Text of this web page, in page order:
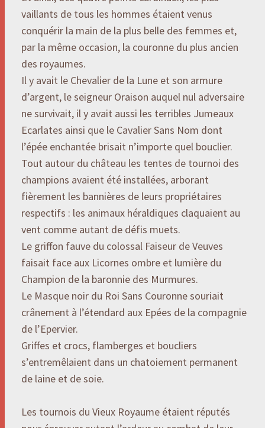
vaillants de tous les hommes étaient venus
conquérir la main de la plus belle des femmes et,
par la même occasion, la couronne du plus ancien
des royaumes.
Il y avait le Chevalier de la Lune et son armure
d’argent, le seigneur Oraison auquel nul adversaire
ne survivait, il y avait aussi les terribles Jumeaux
Ecarlates ainsi que le Cavalier Sans Nom dont
l’épée enchantée brisait n’importe quel bouclier.
Tout autour du château les tentes de tournoi des
champions avaient été installées, arborant
fièrement les bannières de leurs propriétaires
respectifs : les animaux héraldiques claquaient au
vent comme autant de défis muets.
Le griffon fauve du colossal Faiseur de Veuves
faisait face aux Licornes ombre et lumière du
Champion de la baronnie des Murmures.
Le Masque noir du Roi Sans Couronne souriait
crânement à l’étendard aux Epées de la compagnie
de l’Epervier.
Griffes et crocs, flamberges et boucliers
s’entremêlaient dans un chatoiement permanent
de laine et de soie.
Les tournois du Vieux Royaume étaient réputés